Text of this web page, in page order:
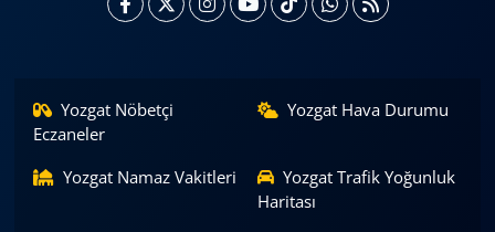
Yozgat Nöbetçi
Eczaneler
Yozgat Hava Durumu
Yozgat Namaz Vakitleri
Yozgat Trafik Yoğunluk
Haritası